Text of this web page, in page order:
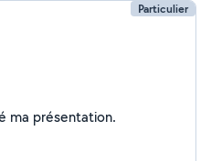
Particulier
Je n'ai pas encore renseigné ma présentation.